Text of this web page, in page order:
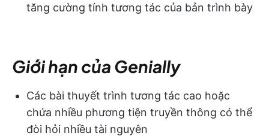
tăng cường tính tương tác của bản trình bày
Giới hạn của Genially
Các bài thuyết trình tương tác cao hoặc
chứa nhiều phương tiện truyền thông có thể
đòi hỏi nhiều tài nguyên